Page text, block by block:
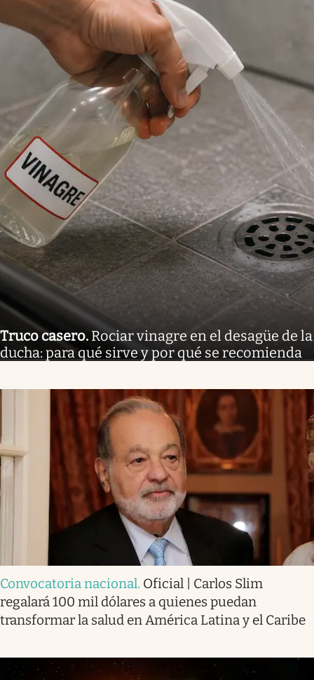
Truco casero. Rociar vinagre en el desagüe de la
ducha: para qué sirve y por qué se recomienda
Convocatoria nacional. Oficial | Carlos Slim
regalará 100 mil dólares a quienes puedan
transformar la salud en América Latina y el Caribe